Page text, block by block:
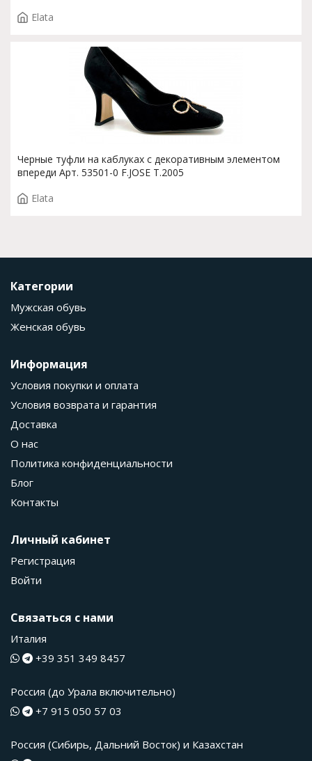
Elata
Черные туфли на каблуках с декоративным элементом
впереди Арт. 53501-0 F.JOSE T.2005
Elata
Категории
Мужская обувь
Женская обувь
Информация
Условия покупки и оплата
Условия возврата и гарантия
Доставка
О нас
Политика конфиденциальности
Блог
Контакты
Личный кабинет
Регистрация
Войти
Связаться с нами
Италия
+39 351 349 8457
Россия (до Урала включительно)
+7 915 050 57 03
Россия (Сибирь, Дальний Восток) и Казахстан